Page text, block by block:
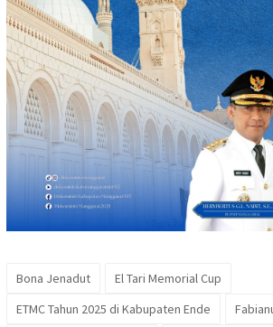
Bona Jenadut
El Tari Memorial Cup
ETMC Tahun 2025 di Kabupaten Ende